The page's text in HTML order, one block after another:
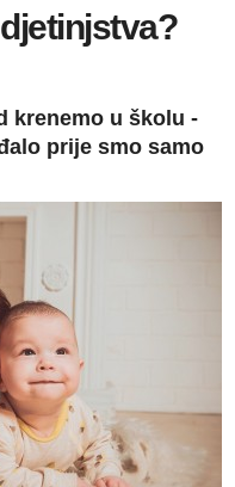
krenemo u školu -
prije smo samo